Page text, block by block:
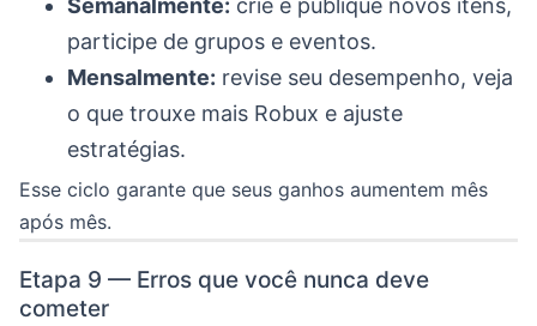
Semanalmente: crie e publique novos itens,
participe de grupos e eventos.
Mensalmente: revise seu desempenho, veja
o que trouxe mais Robux e ajuste
estratégias.
Esse ciclo garante que seus ganhos aumentem mês
após mês.
Etapa 9 — Erros que você nunca deve
cometer